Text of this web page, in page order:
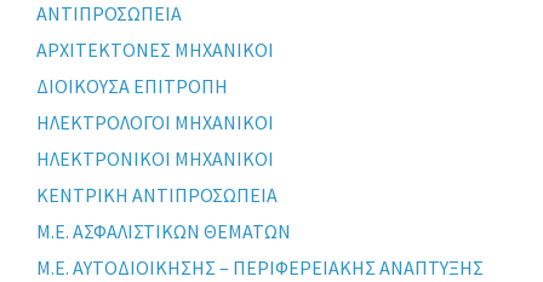
ΑΝΤΙΠΡΟΣΩΠΕΙΑ
ΑΡΧΙΤΕΚΤΟΝΕΣ ΜΗΧΑΝΙΚΟΙ
ΔΙΟΙΚΟΥΣΑ ΕΠΙΤΡΟΠΗ
ΗΛΕΚΤΡΟΛΟΓΟΙ ΜΗΧΑΝΙΚΟΙ
ΗΛΕΚΤΡΟΝΙΚΟΙ ΜΗΧΑΝΙΚΟΙ
ΚΕΝΤΡΙΚΗ ΑΝΤΙΠΡΟΣΩΠΕΙΑ
Μ.Ε. ΑΣΦΑΛΙΣΤΙΚΩΝ ΘΕΜΑΤΩΝ
Μ.Ε. ΑΥΤΟΔΙΟΙΚΗΣΗΣ – ΠΕΡΙΦΕΡΕΙΑΚΗΣ ΑΝΑΠΤΥΞΗΣ